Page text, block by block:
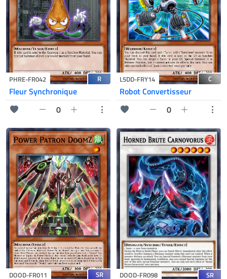
PHRE-FR042 R
Fleur Synchronique
0
L5DD-FRY14 C
Robot Convertisseur
0
DOOD-FR011 SR DOOD-FR098 SR